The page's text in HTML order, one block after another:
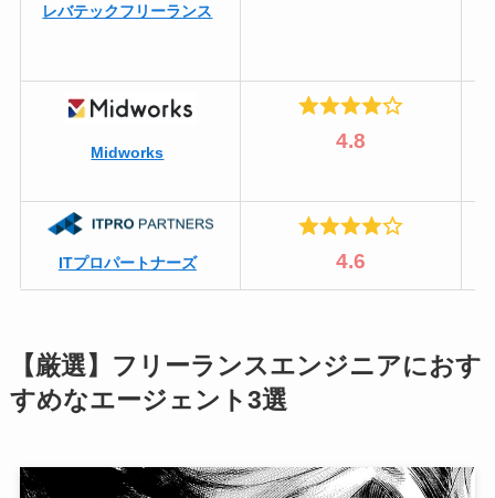
レバテックフリーランス
Midworks 4.8
ITプロパートナーズ 4.6
【厳選】フリーランスエンジニアにおす
すめなエージェント3選